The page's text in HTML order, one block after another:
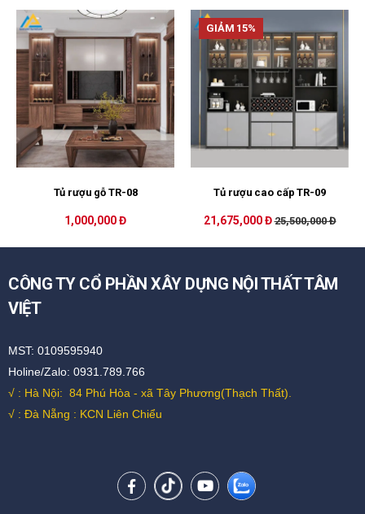
Tủ rượu gỗ TR-08
1,000,000 Đ
GIẢM 15%
Tủ rượu cao cấp TR-09
21,675,000 Đ 25,500,000 Đ
CÔNG TY CỔ PHẦN XÂY DỰNG NỘI THẤT TÂM
VIỆT
MST: 0109595940
Holine/Zalo: 0931.789.766
√ : Hà Nội: 84 Phú Hòa - xã Tây Phương(Thạch Thất).
√ : Đà Nẵng : KCN Liên Chiểu